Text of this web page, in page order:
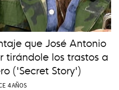
que José Antonio
tirándole los trastos a
('Secret Story')
4 AÑOS